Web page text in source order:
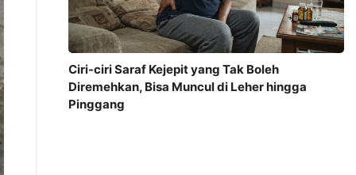
Ciri-ciri Saraf Kejepit yang Tak Boleh
Diremehkan, Bisa Muncul di Leher hingga
Pinggang